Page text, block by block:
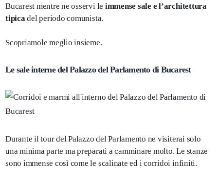
Bucarest mentre ne osservi le immense sale e l’architettura
tipicadel periodo comunista.
Scopriamole meglio insieme.
Le sale interne del Palazzo del Parlamento di Bucarest
Durante il tour del Palazzo del Parlamento ne visiterai solo
una minima parte ma preparati a camminare molto. Le stanze
sono immense così come le scalinate ed i corridoi infiniti.